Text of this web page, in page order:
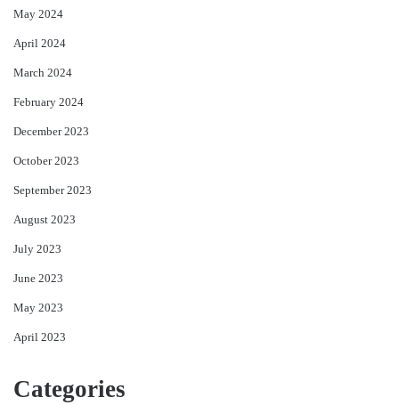
May 2024
April 2024
March 2024
February 2024
December 2023
October 2023
September 2023
August 2023
July 2023
June 2023
May 2023
April 2023
Categories